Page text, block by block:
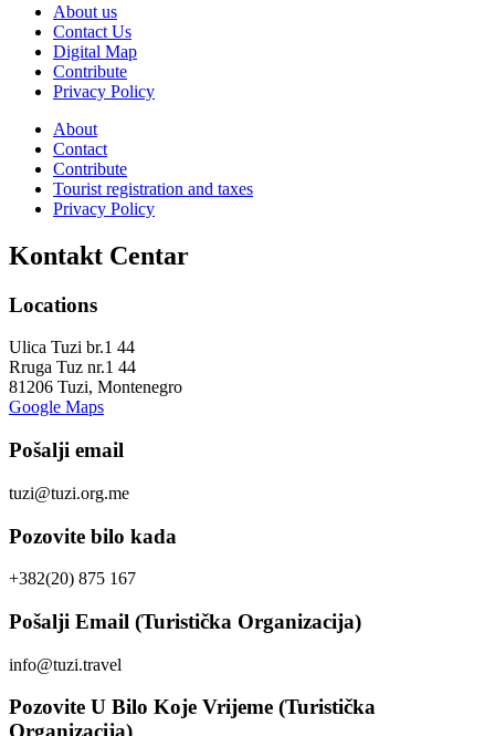
About us
Contact Us
Digital Map
Contribute
Privacy Policy
About
Contact
Contribute
Tourist registration and taxes
Privacy Policy
Kontakt Centar
Locations
Ulica Tuzi br.1 44
Rruga Tuz nr.1 44
81206 Tuzi, Montenegro
Google Maps
Pošalji email
tuzi@tuzi.org.me
Pozovite bilo kada
+382(20) 875 167
Pošalji Email (Turistička Organizacija)
info@tuzi.travel
Pozovite U Bilo Koje Vrijeme (Turistička